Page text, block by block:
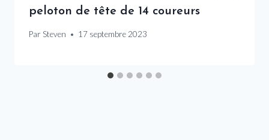
peloton de tête de 14 coureurs
Par Steven 17 septembre 2023